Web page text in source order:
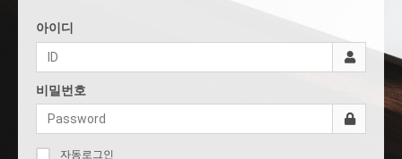
아이디
비밀번호
자동로그인